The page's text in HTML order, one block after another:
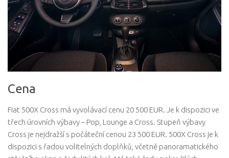
Cena
Fiat 500X Cross má vyvolávací cenu 20 500 EUR. Je k dispozici ve
třech úrovních výbavy – Pop, Lounge a Cross. Stupeň výbavy
Cross je nejdražší s počáteční cenou 23 500 EUR. 500X Cross je k
dispozici s řadou volitelných doplňků, včetně panoramatického